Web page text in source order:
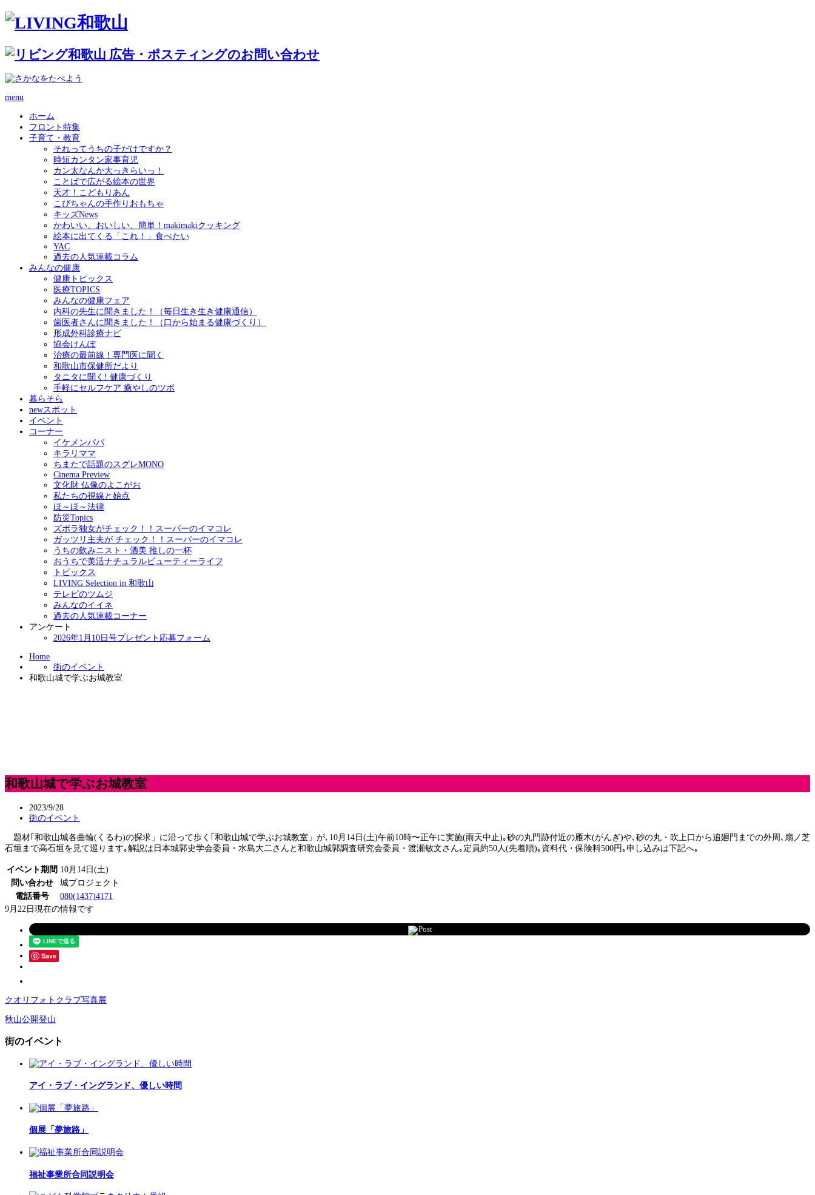
menu
ホーム
フロント特集
子育て・教育
それってうちの子だけですか？
時短カンタン家事育児
カン太なんか大っきらいっ！
ことばで広がる絵本の世界
天才！こどもりあん
こぴちゃんの手作りおもちゃ
キッズNews
かわいい、おいしい、簡単！makimakiクッキング
絵本に出てくる「これ！」食べたい
YAC
過去の人気連載コラム
みんなの健康
健康トピックス
医療TOPICS
みんなの健康フェア
内科の先生に聞きました！（毎日生き生き健康通信）
歯医者さんに聞きました！（口から始まる健康づくり）
形成外科診療ナビ
協会けんぽ
治療の最前線！専門医に聞く
和歌山市保健所だより
タニタに聞く! 健康づくり
手軽にセルフケア 癒やしのツボ
暮らそら
newスポット
イベント
コーナー
イケメンパパ
キラリママ
ちまたで話題のスグレMONO
Cinema Preview
文化財 仏像のよこがお
私たちの視線と始点
ほ～ほ～法律
防災Topics
ズボラ独女がチェック！！スーパーのイマコレ
ガッツリ主夫が チェック！！スーパーのイマコレ
うちの飲みニスト・酒美 推しの一杯
おうちで美活ナチュラルビューティーライフ
トピックス
LIVING Selection in 和歌山
テレビのツムジ
みんなのイイネ
過去の人気連載コーナー
アンケート
2026年1月10日号プレゼント応募フォーム
Home
街のイベント
和歌山城で学ぶお城教室
和歌山城で学ぶお城教室
2023/9/28
街のイベント
題材｢和歌山城各曲輪(くるわ)の探求」に沿って歩く｢和歌山城で学ぶお城教室」が､10月14日(土)午前10時〜正午に実施(雨天中止)｡砂の丸門跡付近の雁木(がんぎ)や､砂の丸・吹上口から追廻門までの外周､扇ノ芝
石垣まで高石垣を見て巡ります｡解説は日本城郭史学会委員・水島大二さんと和歌山城郭調査研究会委員・渡瀬敏文さん｡定員約50人(先着順)｡資料代・保険料500円｡申し込みは下記へ｡
イベント期間 10月14日(土)
問い合わせ
城プロジェクト
電話番号
080(1437)4171
9月22日現在の情報です
Post
Save
クオリフォトクラブ写真展
秋山公開登山
街のイベント
アイ・ラブ・イングランド、優しい時間
個展「夢旅路」
福祉事業所合同説明会